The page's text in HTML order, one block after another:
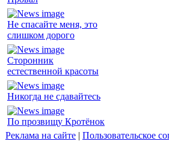
Не спасайте меня, это
слишком дорого
Сторонник
естественной красоты
Никогда не сдавайтесь
По прозвищу Кротёнок
Реклама на сайте | Пользовательское